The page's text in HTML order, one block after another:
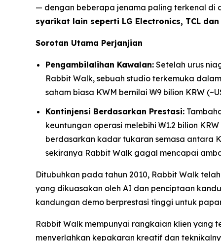
— dengan beberapa jenama paling terkenal di
syarikat lain seperti LG Electronics, TCL dan
Sorotan Utama Perjanjian
Pengambilalihan Kawalan: Setelah urus
Rabbit Walk, sebuah studio terkemuka
saham biasa KWM bernilai ₩9 bilion KRW
Kontinjensi Berdasarkan Prestasi:
keuntungan operasi melebihi ₩1.2 bilion
berdasarkan kadar tukaran semasa antara
sekiranya Rabbit Walk gagal mencapai
Ditubuhkan pada tahun 2010, Rabbit Walk
yang dikuasakan oleh AI dan penciptaan
kandungan demo berprestasi tinggi untuk
Rabbit Walk mempunyai rangkaian klien
menyerlahkan kepakaran kreatif dan